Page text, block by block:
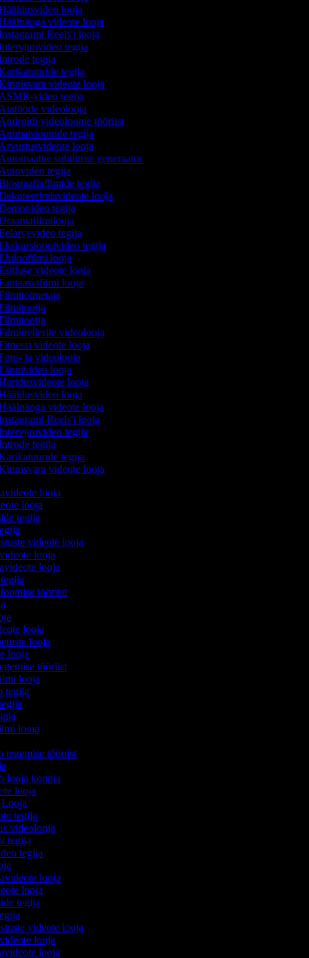
looja
videote looja
Reels'i looja
tegija
tegija
tegija
videote looja
video tegija
videolooja
videoloome tööriist
tegija
looja
subtiitrite generaator
tegija
tegija
looja
tegija
tegija
tegija
looja
videote looja
looja
videolooja
videote looja
ja videolooja
looja
looja
looja
videote looja
Reels'i looja
tegija
tegija
tegija
videote looja
looja
looja
tegija
videote looja
looja
looja
tööriist
looja
looja
looja
tööriist
looja
tegija
looja
tegemise tööriist
looja koopia
looja
Looja
tegija
videolooja
tegija
tegija
looja
looja
tegija
videote looja
looja
looja